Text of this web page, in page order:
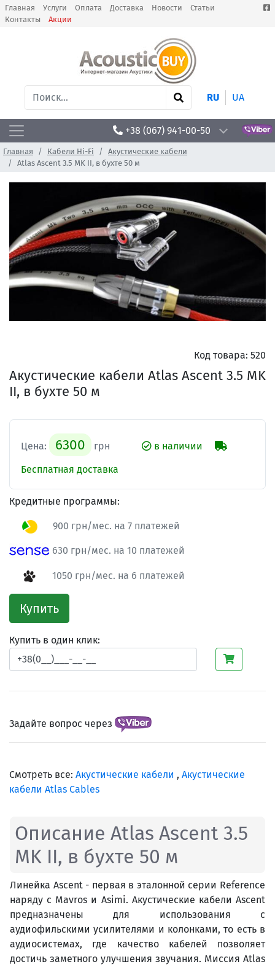
Главная Услуги Оплата Доставка Новости
Статьи
Контакты
Акции
RU UA
+38 (067) 941-00-50
Главная Кабели Hi-Fi
Акустические кабели
Atlas Ascent 3.5 MK II, в бухте 50 м
Код товара: 520
Акустические кабели Atlas Ascent 3.5 MK
II, в бухте 50 м
Цена: 6300 грн
в наличии
Бесплатная доставка
Кредитные программы:
900 грн/мес. на 7 платежей
630 грн/мес. на 10 платежей
1050 грн/мес. на 6 платежей
Купить
Купить в один клик:
Задайте вопрос через
Смотреть все: Акустические кабели , Акустические
кабели Atlas Cables
Описание Atlas Ascent 3.5
MK II, в бухте 50 м
Линейка Ascent - первая в эталонной серии Reference
наряду с Mavros и Asimi. Акустические кабели Ascent
предназначены для использования с
аудиофильскими усилителями и колонками, то есть в
аудиосистемах, где качество кабелей позволяет
достичь заметного улучшения звучания. Миссия Atlas